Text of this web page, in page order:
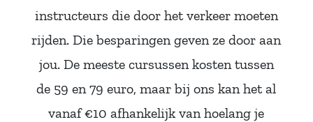
instructeurs die door het verkeer moeten
rijden. Die besparingen geven ze door aan
jou. De meeste cursussen kosten tussen
de 59 en 79 euro, maar bij ons kan het al
vanaf €10 afhankelijk van hoelang je